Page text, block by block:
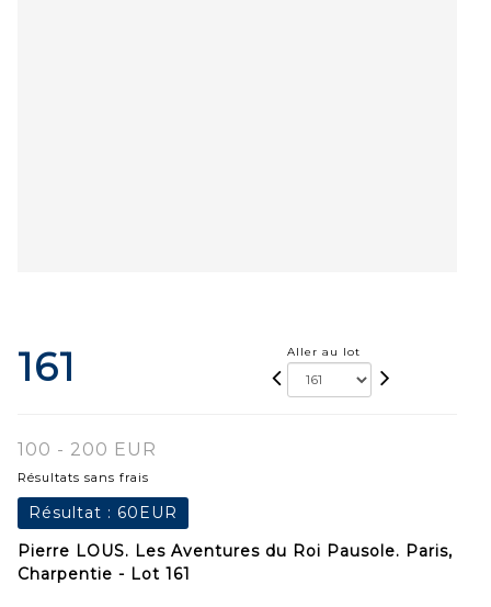
161 Aller au lot
100 - 200 EUR
Résultats sans frais
Résultat : 60EUR
Pierre LOUS. Les Aventures du Roi Pausole. Paris,
Charpentie - Lot 161